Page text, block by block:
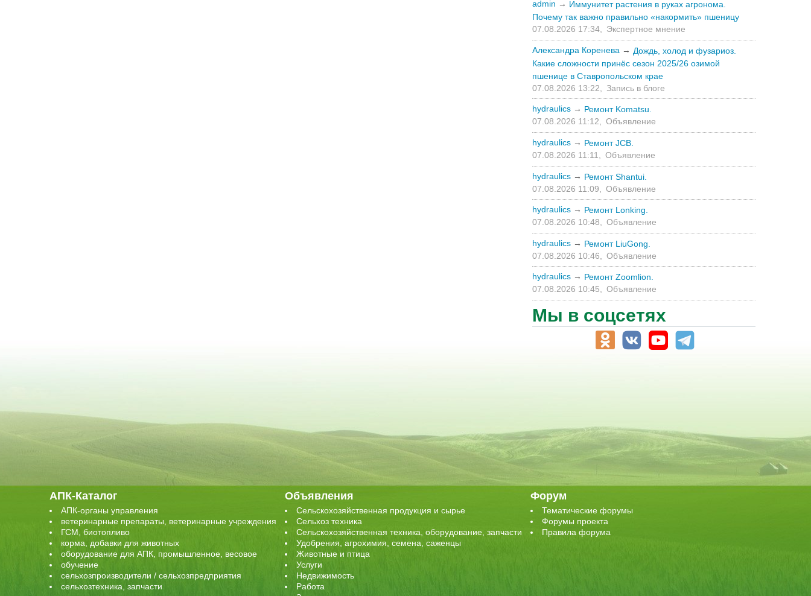
admin → Иммунитет растения в руках агронома.
Почему так важно правильно «накормить» пшеницу
07.08.2026 17:34,
Экспертное мнение
Александра Коренева → Дождь, холод и фузариоз.
Какие сложности принёс сезон 2025/26 озимой
пшенице в Ставропольском крае
07.08.2026 13:22,
Запись в блоге
hydraulics → Ремонт Komatsu.
07.08.2026 11:12, Объявление
hydraulics → Ремонт JCB.
07.08.2026 11:11,
Объявление
hydraulics → Ремонт Shantui.
07.08.2026 11:09,
Объявление
hydraulics → Ремонт Lonking.
07.08.2026 10:48,
Объявление
hydraulics → Ремонт LiuGong.
07.08.2026 10:46,
Объявление
hydraulics → Ремонт Zoomlion.
07.08.2026 10:45, Объявление
Мы в соцсетях
АПК-Каталог
АПК-органы управления
ветеринарные препараты, ветеринарные учреждения
ГСМ, биотопливо
корма, добавки для животных
оборудование для АПК, промышленное, весовое
обучение
сельхозпроизводители / сельхозпредприятия
сельхозтехника, запчасти
Объявления
Сельскохозяйственная продукция и сырье
Сельхоз техника
Сельскохозяйственная техника, оборудование, запчасти
Удобрения, агрохимия, семена, саженцы
Животные и птица
Услуги
Недвижимость
Работа
Форум
Тематические форумы
Форумы проекта
Правила форума